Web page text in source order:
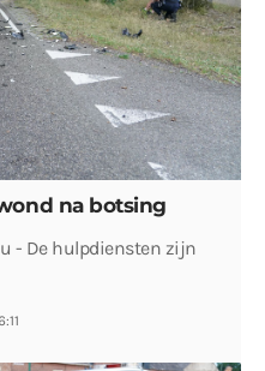
na botsing
- De hulpdiensten zijn